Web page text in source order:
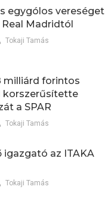
egygólos vereséget
Madridtól
Tokaji Tamás
milliárd forintos
korszerűsítette
a SPAR
Tokaji Tamás
igazgató az ITAKA
Tokaji Tamás